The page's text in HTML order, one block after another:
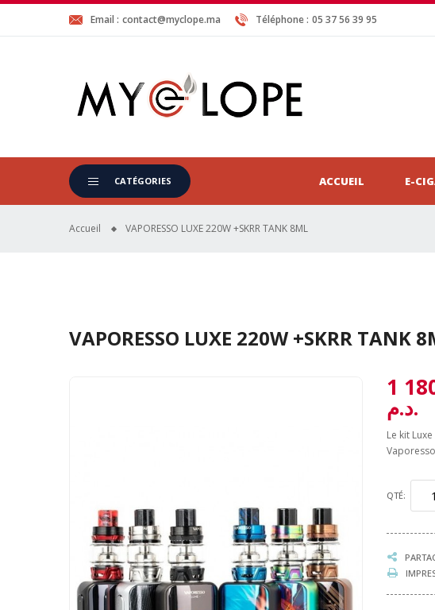
Email : contact@myclope.ma Téléphone : 05 37 56 39 95
CATÉGORIES ACCUEIL E-
Accueil VAPORESSO LUXE 220W +SKRR TANK 8ML
VAPORESSO LUXE 220W +SKRR TANK
1
د.م.
Le kit
QTÉ: